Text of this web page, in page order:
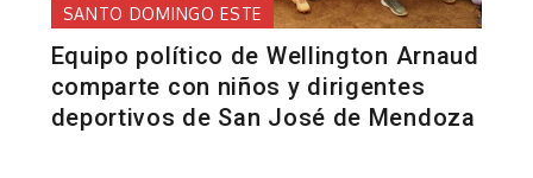
SANTO DOMINGO ESTE
Equipo político de Wellington Arnaud
comparte con niños y dirigentes
deportivos de San José de Mendoza